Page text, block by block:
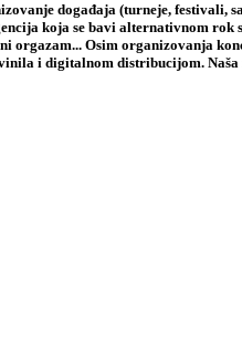
događaja (turneje, festivali,
koja se bavi alternativnom rok
orgazam... Osim organizovanja
i digitalnom distribucijom.